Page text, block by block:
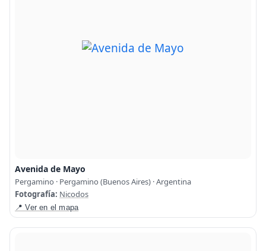
Avenida de Mayo
Pergamino · Pergamino (Buenos Aires) · Argentina
Fotografía: Nicodos
📍 Ver en el mapa